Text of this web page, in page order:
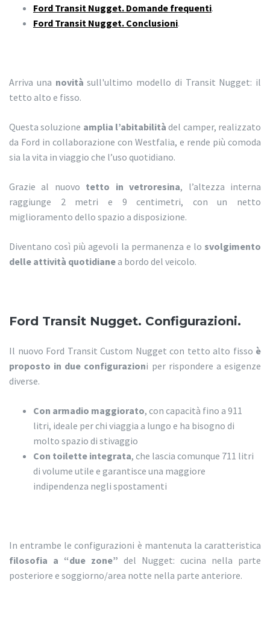
Ford Transit Nugget. Domande frequenti.
Ford Transit Nugget. Conclusioni.
Arriva una novitàsull'ultimo modello di Transit Nugget: il
tetto alto e fisso.
Questa soluzione amplia l’abitabilità del camper, realizzato
da Ford in collaborazione con Westfalia, e rende più comoda
sia la vita in viaggio che l’uso quotidiano.
Grazie al nuovo tetto in vetroresina, l’altezza interna
raggiunge 2 metri e 9 centimetri, con un netto
miglioramento dello spazio a disposizione.
Diventano così più agevoli la permanenza e lo svolgimento
delle attività quotidianea bordo del veicolo.
Ford Transit Nugget. Configurazioni.
Il nuovo Ford Transit Custom Nugget con tetto alto fisso è
proposto in due configurazioni per rispondere a esigenze
diverse.
Con armadio maggiorato, con capacità fino a 911
litri, ideale per chi viaggia a lungo e ha bisogno di
molto spazio di stivaggio
Con toilette integrata, che lascia comunque 711 litri
di volume utile e garantisce una maggiore
indipendenza negli spostamenti
In entrambe le configurazioni è mantenuta la caratteristica
filosofia a “due zone” del Nugget: cucina nella parte
posteriore e soggiorno/area notte nella parte anteriore.